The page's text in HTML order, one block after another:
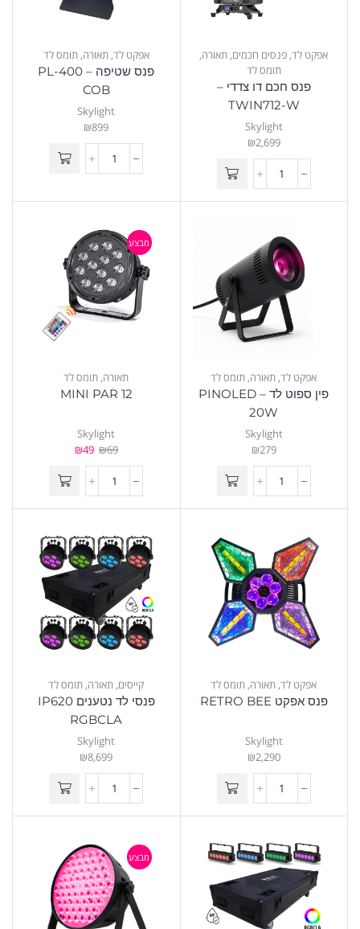
אפקט לד, פנסים חכמים, תאורה,
תומס לד
פנס חכם דו צדדי –
TWIN712-W
Skylight
₪2,699
אפקט לד,תאורה,תומס לד
פנס שטיפה – PL-400
COB
Skylight
₪899
אפקט לד, תאורה, תומס לד
פין ספוט לד – PINOLED
20W
Skylight
₪279
מבצע
תאורה, תומס לד
MINI PAR 12
Skylight
₪69
₪49
אפקט לד, תאורה, תומס לד
פנס אפקט RETRO BEE
Skylight
₪2,290
קייסים, תאורה, תומס לד
פנסי לד נטענים IP620
RGBCLA
Skylight
₪8,699
מבצע